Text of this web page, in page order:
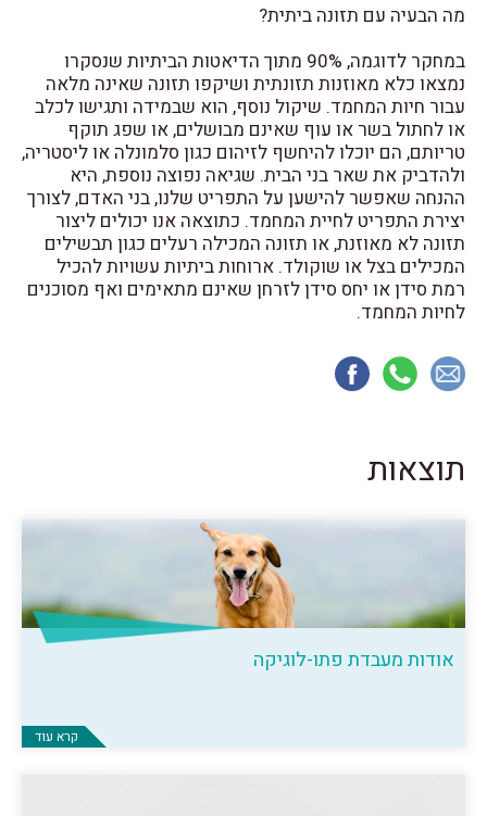
מה הבעיה עם תזונה ביתית?
במחקר לדוגמה, 90% מתוך הדיאטות הביתיות שנסקרו
נמצאו כלא מאוזנות תזונתית ושיקפו תזונה שאינה מלאה
עבור חיות המחמד. שיקול נוסף, הוא שבמידה ותגישו לכלב
או לחתול בשר או עוף שאינם מבושלים, או שפג תוקף
טריותם, הם יוכלו להיחשף לזיהום כגון סלמונלה או ליסטריה,
ולהדביק את שאר בני הבית. שגיאה נפוצה נוספת, היא
ההנחה שאפשר להישען על התפריט שלנו, בני האדם, לצורך
יצירת התפריט לחיית המחמד. כתוצאה אנו יכולים ליצור
תזונה לא מאוזנת, או תזונה המכילה רעלים כגון תבשילים
המכילים בצל או שוקולד. ארוחות ביתיות עשויות להכיל
רמת סידן או יחס סידן לזרחן שאינם מתאימים ואף מסוכנים
לחיות המחמד.
תוצאות
אודות מעבדת פתו-לוגיקה
קרא עוד